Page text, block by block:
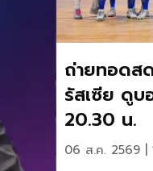
ถ่ายทอดส
รัสเซีย ดูบ
20.30 น.
06 ส.ค. 2569 |